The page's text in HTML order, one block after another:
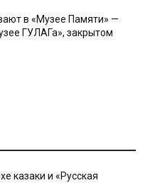
в «Музее Памяти» —
ГУЛАГа», закрытом
казаки и «Русская